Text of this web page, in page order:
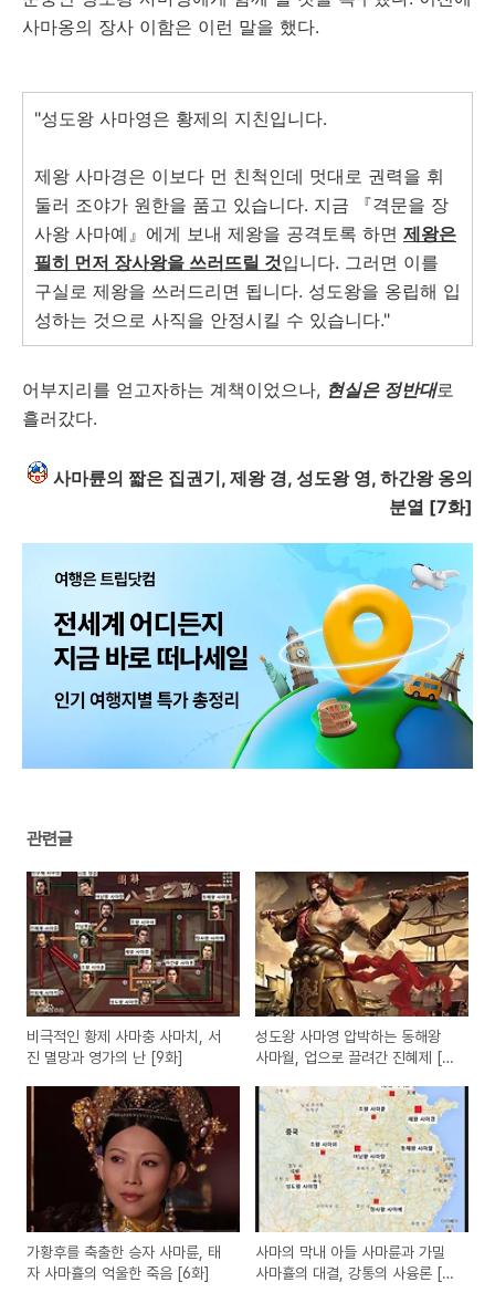
사마옹의 장사 이함은 이런 말을 했다.
"성도왕 사마영은 황제의 지친입니다.
제왕 사마경은 이보다 먼 친척인데 멋대로 권력을 휘
둘러 조야가 원한을 품고 있습니다. 지금 『격문을 장
사왕 사마예』에게 보내 제왕을 공격토록 하면 제왕은
필히 먼저 장사왕을 쓰러뜨릴 것입니다. 그러면 이를
구실로 제왕을 쓰러드리면 됩니다. 성도왕을 옹립해 입
성하는 것으로 사직을 안정시킬 수 있습니다."
어부지리를 얻고자하는 계책이었으나, 현실은 정반대로
흘러갔다.
사마륜의 짧은 집권기, 제왕 경, 성도왕 영, 하간왕 옹의
분열 [7화]
관련글
비극적인 황제 사마충 사마치, 서
진 멸망과 영가의 난 [9화]
성도왕 사마영 압박하는 동해왕
사마월, 업으로 끌려간 진혜제 [8
가황후를 축출한 승자 사마륜, 태
자 사마휼의 억울한 죽음 [6화]
사마의 막내 아들 사마륜과 가밀
사마휼의 대결, 강통의 사융론 [5